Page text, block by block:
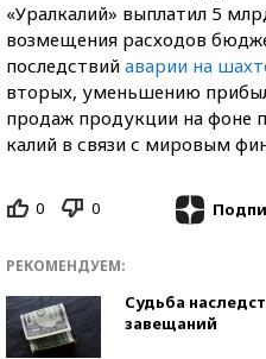
«Уралкалий» выплатил 5
возмещения расходов
последствий аварии на
вторых, уменьшению
продаж продукции на фоне
калий в связи с мировым
0 0
РЕКОМЕНДУЕМ:
Судьба
завещаний